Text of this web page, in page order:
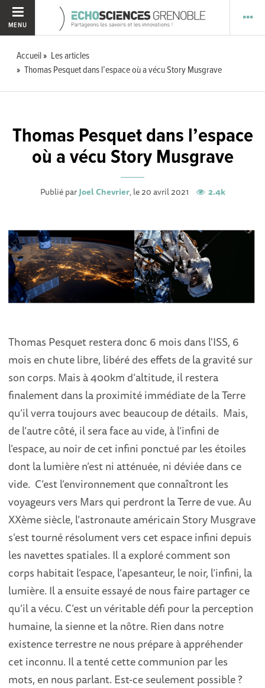
MENU
Accueil
Les articles
Thomas Pesquet dans l’espace où a vécu Story Musgrave
Thomas Pesquet dans l’espace
où a vécu Story Musgrave
Publié parJoel Chevrier, le 20 avril 2021 2.4k
Thomas Pesquet restera donc 6 mois dans l'ISS, 6
mois en chute libre, libéré des effets de la gravité sur
son corps. Mais à 400km d’altitude, il restera
finalement dans la proximité immédiate de la Terre
qu’il verra toujours avec beaucoup de détails. Mais,
de l’autre côté, il sera face au vide, à l’infini de
l’espace, au noir de cet infini ponctué par les étoiles
dont la lumière n’est ni atténuée, ni déviée dans ce
vide. C’est l’environnement que connaîtront les
voyageurs vers Mars qui perdront la Terre de vue. Au
XXème siècle, l’astronaute américain Story Musgrave
s’est tourné résolument vers cet espace infini depuis
les navettes spatiales. Il a exploré comment son
corps habitait l’espace, l’apesanteur, le noir, l’infini, la
lumière. Il a ensuite essayé de nous faire partager ce
qu’il a vécu. C’est un véritable défi pour la perception
humaine, la sienne et la nôtre. Rien dans notre
existence terrestre ne nous prépare à appréhender
cet inconnu. Il a tenté cette communion par les
mots, en nous parlant. Est-ce seulement possible ?